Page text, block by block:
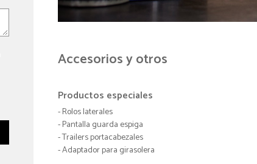
Accesorios y otros
Productos especiales
- Rolos laterales
- Pantalla guarda espiga
- Trailers portacabezales
- Adaptador para girasolera